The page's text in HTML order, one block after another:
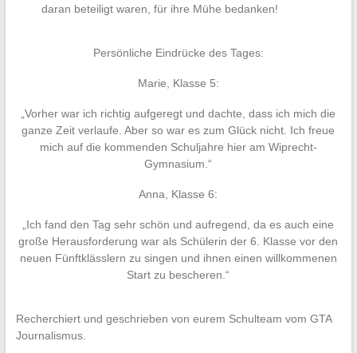
daran beteiligt waren, für ihre Mühe bedanken!
Persönliche Eindrücke des Tages:
Marie, Klasse 5:
„Vorher war ich richtig aufgeregt und dachte, dass ich mich die
ganze Zeit verlaufe. Aber so war es zum Glück nicht. Ich freue
mich auf die kommenden Schuljahre hier am Wiprecht-
Gymnasium.“
Anna, Klasse 6:
„Ich fand den Tag sehr schön und aufregend, da es auch eine
große Herausforderung war als Schülerin der 6. Klasse vor den
neuen Fünftklässlern zu singen und ihnen einen willkommenen
Start zu bescheren.“
Recherchiert und geschrieben von eurem Schulteam vom GTA
Journalismus.